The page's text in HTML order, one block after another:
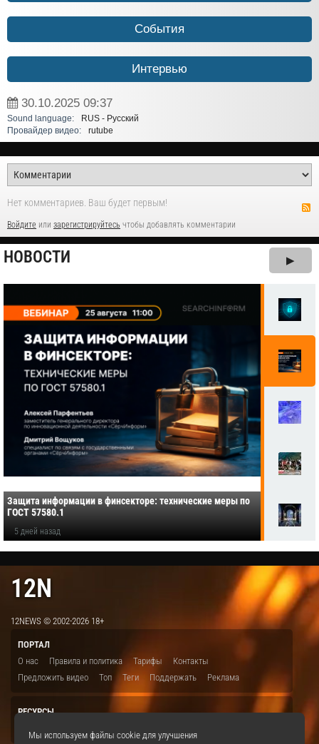
События
Интервью
30.10.2025 09:37
Sound language:
RUS - Русский
Провайдер видео:
rutube
Нет комментариев. Ваш будет первым!
Войдите или зарегистрируйтесь чтобы добавлять комментарии
НОВОСТИ ▶
Защита информации в финсекторе: технические меры по
ГОСТ 57580.1
5 дней назад
12N
12NEWS © 2002-2026 18+
ПОРТАЛ
О нас
Правила и политика Тарифы
Контакты
Предложить видео
Топ Теги Поддержать Реклама
РЕСУРСЫ
Мы используем файлы cookie для улучшения